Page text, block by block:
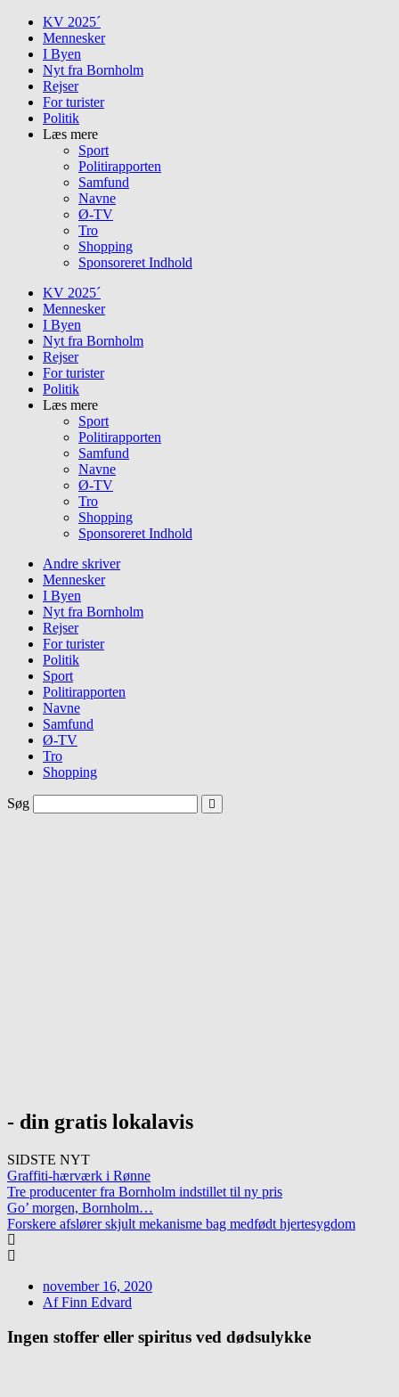
Skip
content
KV 2025´
Mennesker
I Byen
Nyt fra Bornholm
Rejser
For turister
Politik
Læs mere
Sport
Politirapporten
Samfund
Navne
Ø-TV
Tro
Shopping
Sponsoreret Indhold
KV 2025´
Mennesker
I Byen
Nyt fra Bornholm
Rejser
For turister
Politik
Læs mere
Sport
Politirapporten
Samfund
Navne
Ø-TV
Tro
Shopping
Sponsoreret Indhold
Andre skriver
Mennesker
I Byen
Nyt fra Bornholm
Rejser
For turister
Politik
Sport
Politirapporten
Navne
Samfund
Ø-TV
Tro
Shopping
Søg
- din gratis lokalavis
SIDSTE NYT
Graffiti-hærværk i Rønne
Tre producenter fra Bornholm indstillet til ny pris
Go’ morgen, Bornholm…
Forskere afslører skjult mekanisme bag medfødt hjertesygdom
november 16, 2020
AfFinn Edvard
Ingen stoffer eller spiritus ved dødsulykke